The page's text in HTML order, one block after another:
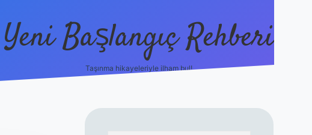
Yeni Başlangıç Rehberi
Taşınma hikayeleriyle ilham bul!
ilbet yeni giriş